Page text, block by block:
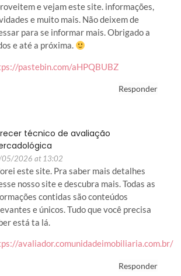
e vejam este site. informações,
e muito mais. Não deixem de
para se informar mais. Obrigado a
e até a próxima.
pastebin.com/aHPQBUBZ
Responder
técnico de avaliação
05/2026 at 13:02
este site. Pra saber mais detalhes
nosso site e descubra mais. Todas as
contidas são conteúdos
e únicos. Tudo que você precisa
está ta lá.
avaliador.comunidadeimobiliaria.com.br/
Responder